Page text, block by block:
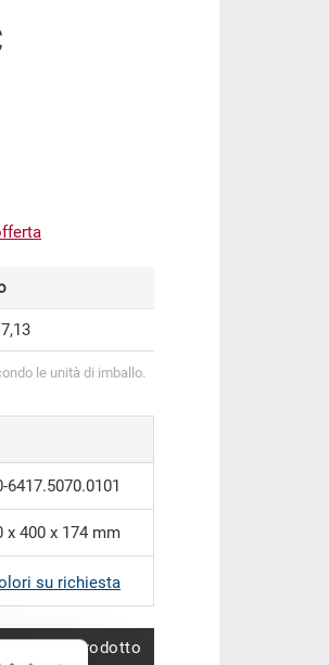
le unità di imballo.
6417.5070.0101
x 400 x 174 mm
su richiesta
Confronta prodotto